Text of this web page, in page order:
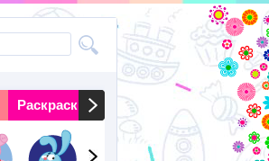
Раскраски на праздники